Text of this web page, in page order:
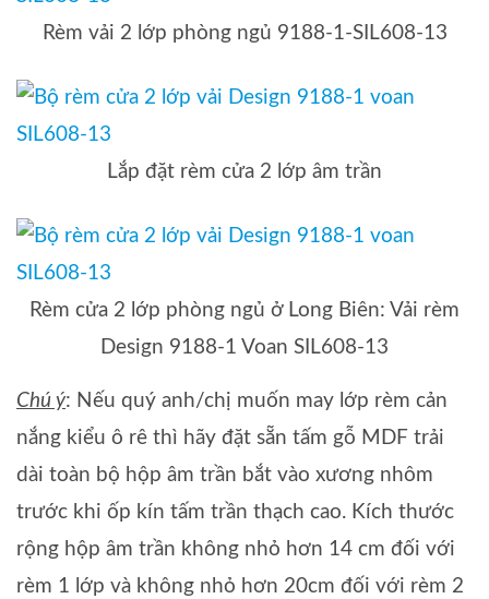
Rèm vải 2 lớp phòng ngủ 9188-1-SIL608-13
Lắp đặt rèm cửa 2 lớp âm trần
Rèm cửa 2 lớp phòng ngủ ở Long Biên: Vải rèm
Design 9188-1 Voan SIL608-13
Chú ý: Nếu quý anh/chị muốn may lớp rèm cản
nắng kiểu ô rê thì hãy đặt sẵn tấm gỗ MDF trải
dài toàn bộ hộp âm trần bắt vào xương nhôm
trước khi ốp kín tấm trần thạch cao. Kích thước
rộng hộp âm trần không nhỏ hơn 14 cm đối với
rèm 1 lớp và không nhỏ hơn 20cm đối với rèm 2